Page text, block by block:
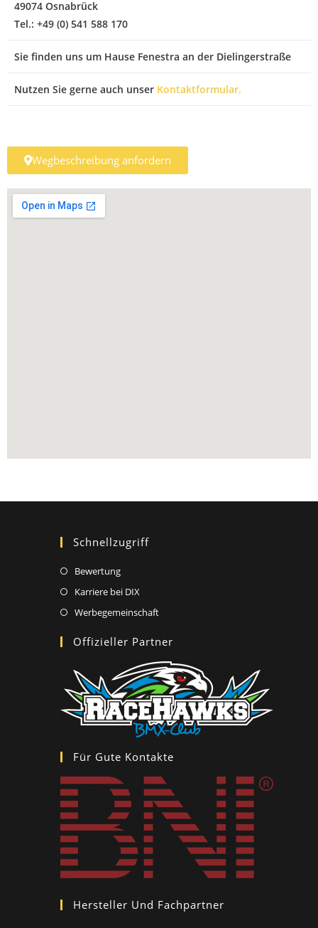
49074 Osnabrück
Tel.: +49 (0) 541 588 170
Sie finden uns um Hause Fenestra an der Dielingerstraße
Nutzen Sie gerne auch unser Kontaktformular.
Wegbeschreibung anfordern
Schnellzugriff
Bewertung
Karriere bei DIX
Werbegemeinschaft
Offizieller Partner
Für Gute Kontakte
Hersteller Und Fachpartner